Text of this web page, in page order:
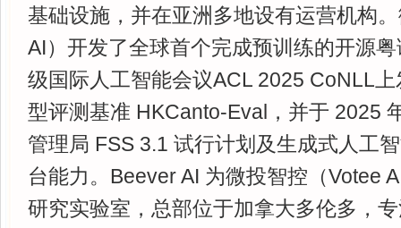
基础设施，并在亚洲多地设有运营机构
AI）开发了全球首个完成预训练的开源
级国际人工智能会议ACL 2025 CoNLL
型评测基准 HKCanto-Eval，并于 2025
管理局 FSS 3.1 试行计划及生成式人工
台能力。Beever AI 为微投智控（Votee
研究实验室，总部位于加拿大多伦多，